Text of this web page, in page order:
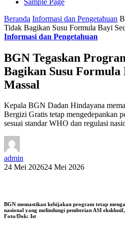
Beranda Informasi dan Pengetahuan
Tidak Bagikan Susu Formula Bayi
Informasi dan Pengetahuan
BGN Tegaskan
Bagikan Susu Formula
Massal
Kepala BGN Dadan Hindayana
Bergizi Gratis tetap mengedepankan
sesuai standar WHO dan regulasi
admin
24 Mei 202624 Mei 2026
BGN memastikan kebijakan program tetap
nasional yang melindungi pemberian ASI
Foto/Dok: Ist